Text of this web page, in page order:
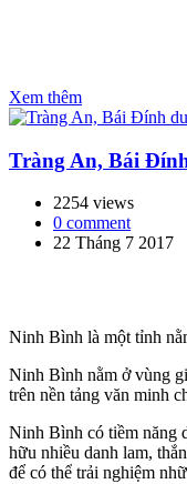
Xem thêm
Tràng An, Bái
2254 views
0 comment
22 Tháng 7 2017
Ninh Bình là một tỉnh
Ninh Bình nằm ở vùng
trên nền tảng văn minh
Ninh Bình có tiềm năng
hữu nhiều danh lam,
để có thể trải nghiệm